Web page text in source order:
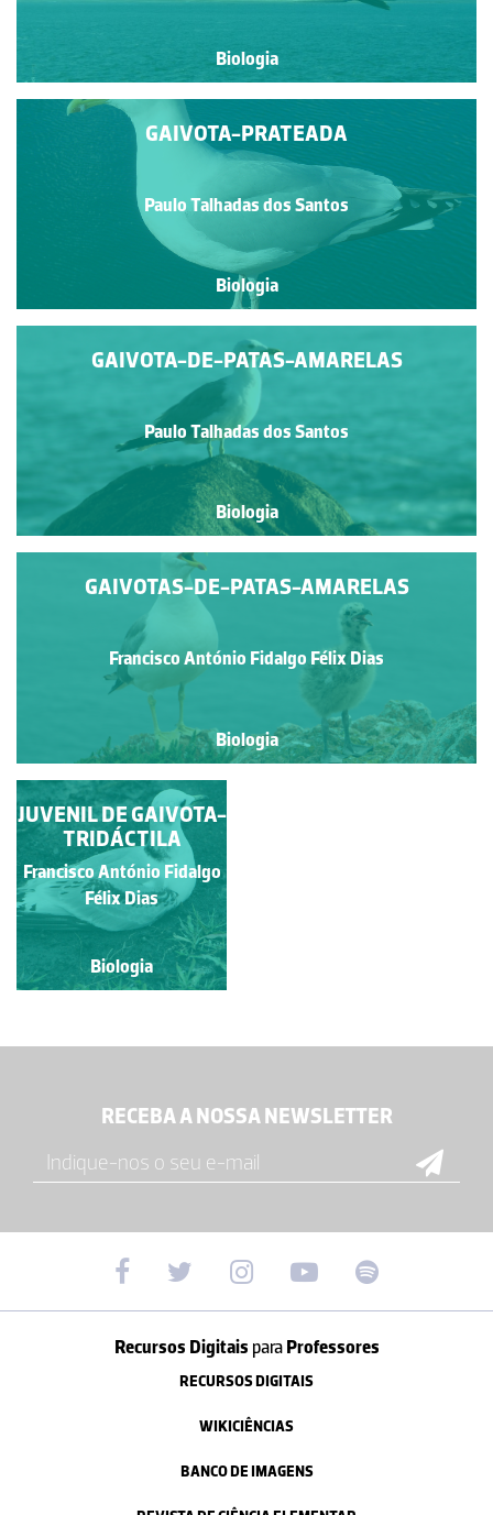
Biologia
GAIVOTA-PRATEADA
Paulo Talhadas dos Santos
Biologia
GAIVOTA-DE-PATAS-AMARELAS
Paulo Talhadas dos Santos
Biologia
GAIVOTAS-DE-PATAS-AMARELAS
Francisco António Fidalgo Félix Dias
Biologia
GAIVOTÃO-REAL
Francisco António Fidalgo
Félix Dias
Biologia
JUVENIL DE GAIVOTA-
TRIDÁCTILA
Francisco António Fidalgo
Félix Dias
Biologia
RECEBA A NOSSA NEWSLETTER
Recursos Digitais paraProfessores
RECURSOS DIGITAIS
WIKICIÊNCIAS
BANCO DE IMAGENS